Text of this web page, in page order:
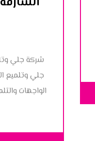
شركة جلي
جلي وتلميع
الواجهات